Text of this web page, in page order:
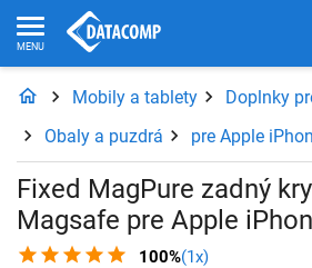
Mobily a tablety
Doplnky
Obaly a puzdrá
pre Apple
Fixed MagPure zadný
Magsafe pre Apple
100%(1x)